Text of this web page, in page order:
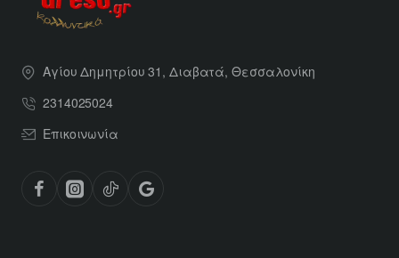
Αγίου Δημητρίου 31, Διαβατά, Θεσσαλονίκη
2314025024
Επικοινωνία